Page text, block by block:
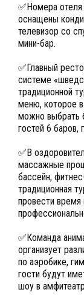
✅Номера
оснащены
телевизор со
мини-бар.
✅Главный
системе
традиционной
меню, которое
можно выбрать
гостей 6 баров,
✅В
массажные
бассейн,
традиционная
провести
✅Команда
организует
по аэробике,
гости будут
шоу в